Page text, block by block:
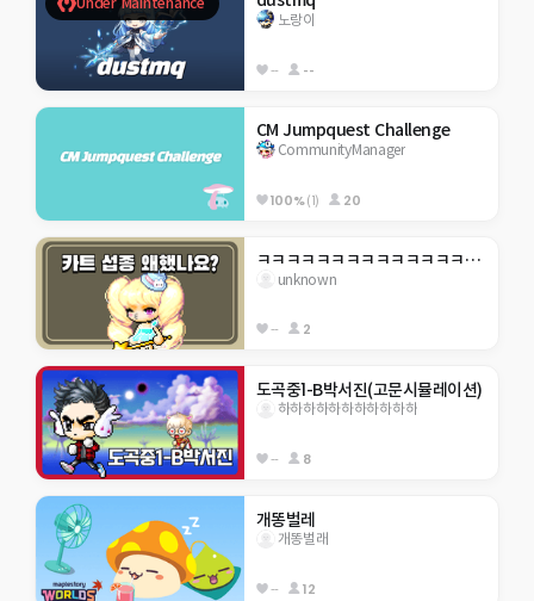
노랑이
-- --
CM Jumpquest Challenge
CommunityManager
100%(1) 20
ㅋㅋㅋㅋㅋㅋㅋㅋㅋㅋㅋㅋㅋㅋㅋㅋㅋㅋㅋㅋㅋㅋㅋㅋㅋㅋㅋㅋㅋㅋㅋㅋㅋㅋㅋㅋㅋㅋㅋㅋㅋㅋㅋㅋㅋㅋㅋㅋㅋㅋ
unknown
-- 2
도곡중1-B박서진(고문시뮬레이션)
하하하하하하하하하하하
-- 8
개똥벌레
개똥벌래
-- 12